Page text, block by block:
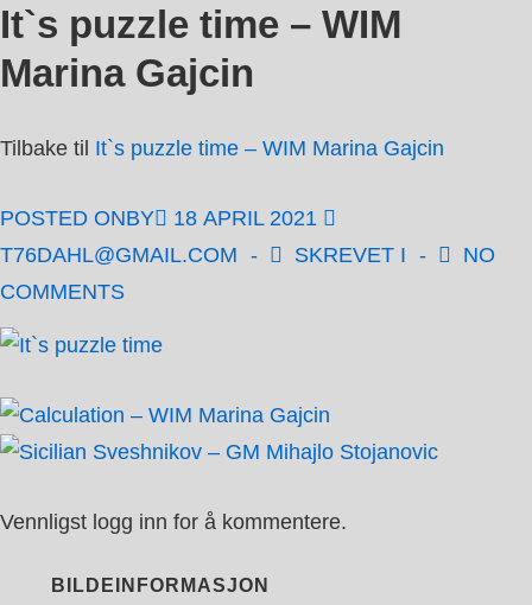
↓
Hopp
til
It`s puzzle time – WIM
Marina Gajcin
Tilbake til It`s puzzle time – WIM Marina Gajcin
POSTED ONBY
18 APRIL 2021
T76DAHL@GMAIL.COM
SKREVET I
NO
COMMENTS
Vennligst logg inn for å kommentere.
BILDEINFORMASJON